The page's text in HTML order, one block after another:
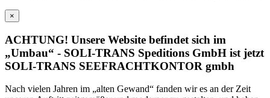
×
ACHTUNG! Unsere Website befindet sich im
„Umbau“ - SOLI-TRANS Speditions GmbH ist jetzt
SOLI-TRANS SEEFRACHTKONTOR gmbh
Nach vielen Jahren im „alten Gewand“ fanden wir es an der Zeit